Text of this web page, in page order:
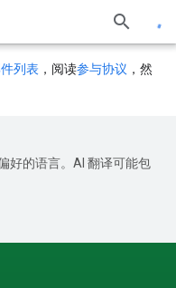
列表 ，阅读参与协议 ，然
好的语言。AI 翻译可能包